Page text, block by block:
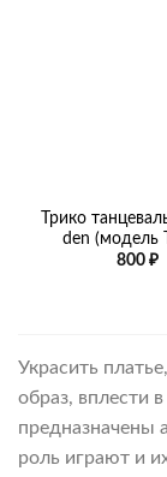
Трико
den (модель
800 ₽
Украсить
образ, вплести
предназначены
роль играют и